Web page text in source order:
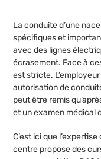
La conduite d’une
spécifiques et
avec des lignes
écrasement. Face à
est stricte.
autorisation de
peut être remis
et un examen médical
C’est ici que
centre propose des